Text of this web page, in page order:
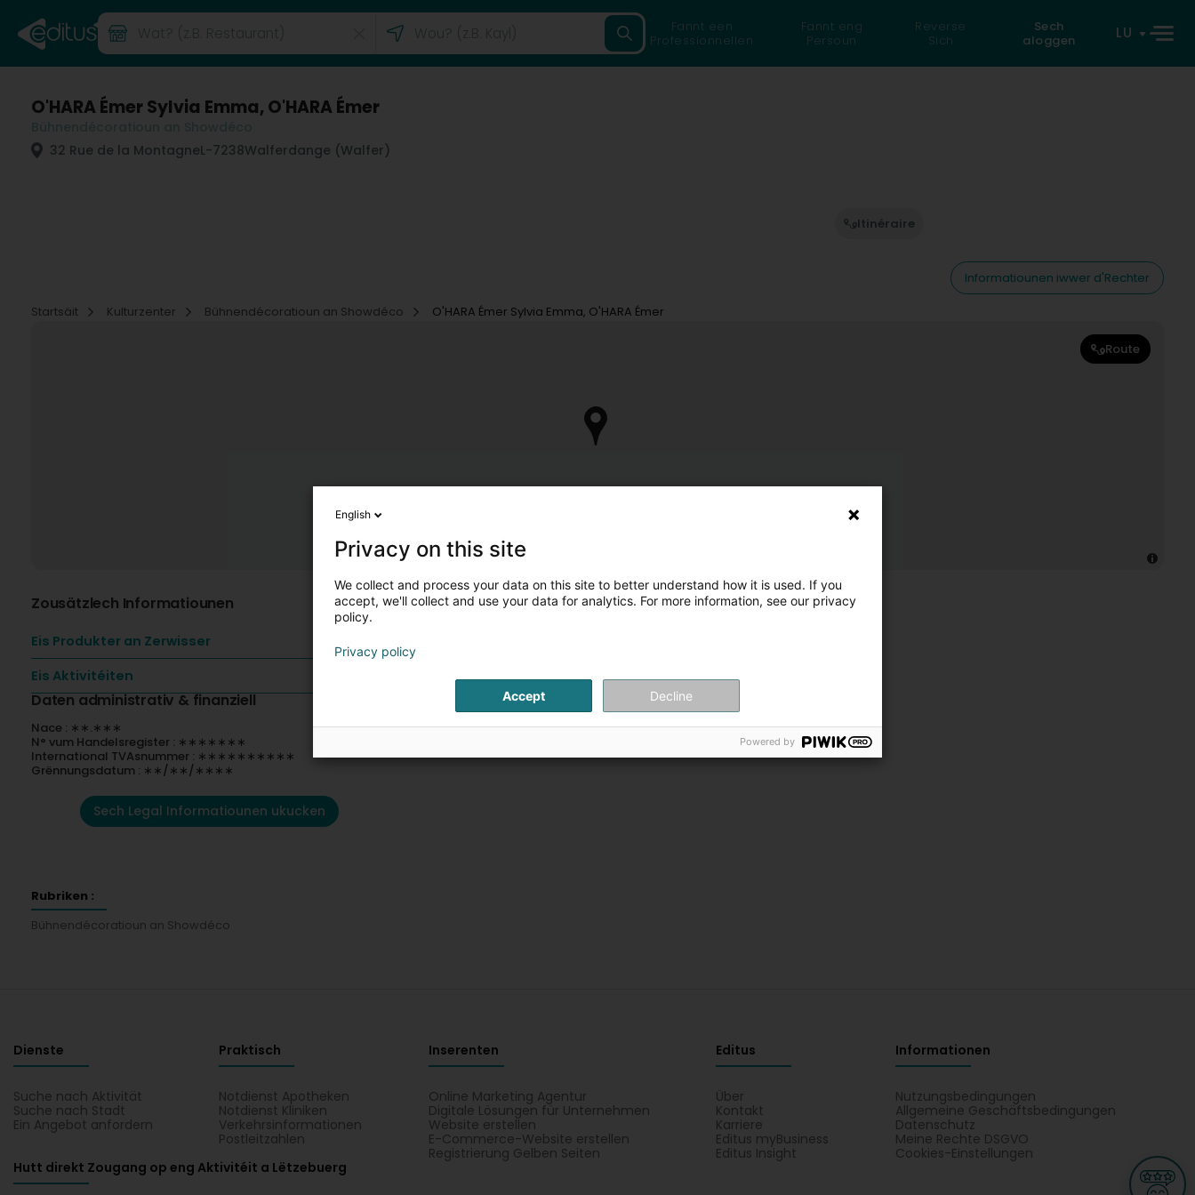
Fannt een
Professionnellen
Fannt eng
Persoun
Reverse
Sich
Sech
aloggen
LU
O'HARA Émer Sylvia Emma, O'HARA Émer
32 Rue de la MontagneL-7238Walferdange (Walfer)
Itinéraire
Informatiounen iwwer d'Rechter
Startsäit
Kulturzenter Bühnendécoratioun an Showdéco O'HARA Émer Sylvia Emma, O'HARA Émer
Route
Zousätzlech Informatiounen
Eis Produkter an Zerwisser
Eis Aktivitéiten
Daten administrativ & finanziell
Nace : ∗∗.∗∗∗
N° vum Handelsregister : ∗∗∗∗∗∗∗
International TVAsnummer : ∗∗∗∗∗∗∗∗∗∗
Grënnungsdatum : ∗∗/∗∗/∗∗∗∗
Sech Legal Informatiounen ukucken
Rubriken :
Bühnendécoratioun an Showdéco
Dienste
Suche nach Aktivität
Suche nach Stadt
Ein Angebot anfordern
Praktisch
Notdienst Apotheken
Notdienst Kliniken
Verkehrsinformationen
Postleitzahlen
Inserenten
Online Marketing Agentur
Digitale Lösungen für Unternehmen
Website erstellen
E-Commerce-Website erstellen
Registrierung Gelben Seiten
Editus
Über
Kontakt
Karriere
Editus myBusiness
Editus Insight
Informationen
Nutzungsbedingungen
Allgemeine Geschäftsbedingungen
Datenschutz
Meine Rechte DSGVO
Cookies-Einstellungen
Hutt direkt Zougang op eng Aktivitéit a Lëtzebuerg
English
Privacy on this site
We collect and process your data on this site to better understand how it is used. If you
accept, we'll collect and use your data for analytics. For more information, see our privacy
policy.
Privacy policy
Accept Decline
Powered by